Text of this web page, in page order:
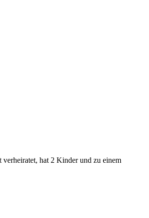
hat 2 Kinder und zu einem